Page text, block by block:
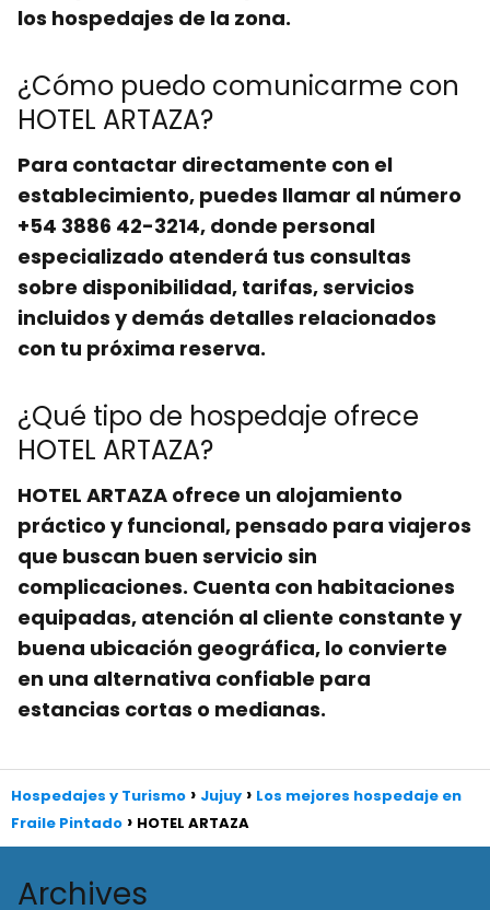
los hospedajes de la zona.
¿Cómo puedo comunicarme con
HOTEL ARTAZA?
Para contactar directamente con el
establecimiento, puedes llamar al número
+54 3886 42-3214, donde personal
especializado atenderá tus consultas
sobre disponibilidad, tarifas, servicios
incluidos y demás detalles relacionados
con tu próxima reserva.
¿Qué tipo de hospedaje ofrece
HOTEL ARTAZA?
HOTEL ARTAZA ofrece un alojamiento
práctico y funcional, pensado para viajeros
que buscan buen servicio sin
complicaciones. Cuenta con habitaciones
equipadas, atención al cliente constante y
buena ubicación geográfica, lo convierte
en una alternativa confiable para
estancias cortas o medianas.
Hospedajes y Turismo Jujuy
Los mejores hospedaje en
Fraile Pintado
HOTEL ARTAZA
Archives